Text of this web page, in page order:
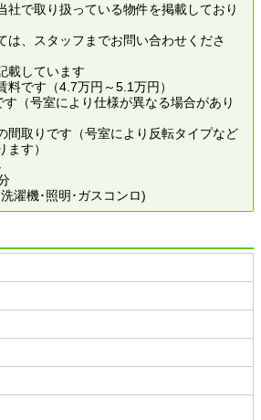
社で取り扱っている物件を掲載しており
は、スタッフまでお問い合わせくださ
載しています
です（4.7万円～5.1万円）
（号室により仕様が異なる場合があり
取りです（号室により反転タイプなど
す）
濯機･照明･ガスコンロ)